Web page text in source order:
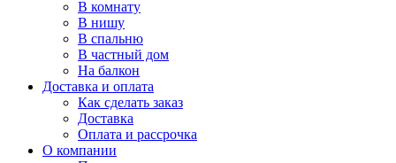
В комнату
В нишу
В спальню
В частный дом
На балкон
Доставка и оплата
Как сделать заказ
Доставка
Оплата и рассрочка
О компании